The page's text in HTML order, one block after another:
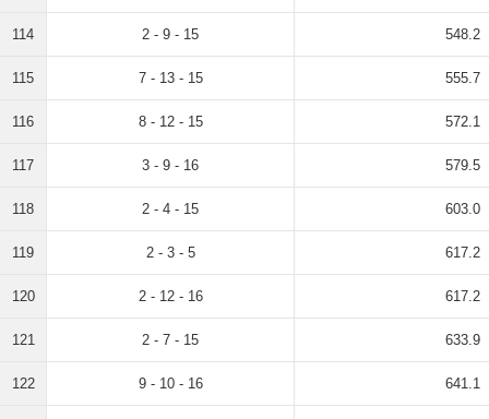
114 2 - 9 - 15 548.2
115 7 - 13 - 15 555.7
116 8 - 12 - 15 572.1
117 3 - 9 - 16 579.5
118 2 - 4 - 15 603.0
119 2 - 3 - 5 617.2
120 2 - 12 - 16 617.2
121 2 - 7 - 15 633.9
122 9 - 10 - 16 641.1